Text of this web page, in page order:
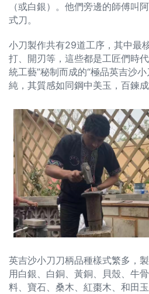
（或白銀）。他們旁邊的師傅叫
式刀。
小刀製作共有29道工序，其中最
打、開刃等，這些都是工匠們時
統工藝”秘制而成的“極品英吉沙
純，其質感如同鋼中美玉，百鍊成
英吉沙小刀刀柄品種樣式繁多，
用白銀、白銅、黃銅、貝殼、牛
料、寶石、桑木、紅棗木、和田